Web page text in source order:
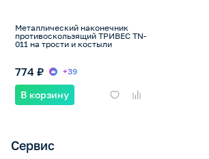
Металлический наконечник
противоскользящий ТРИВЕС TN-
011 на трости и костыли
774 ₽ +39
В корзину
Сервис